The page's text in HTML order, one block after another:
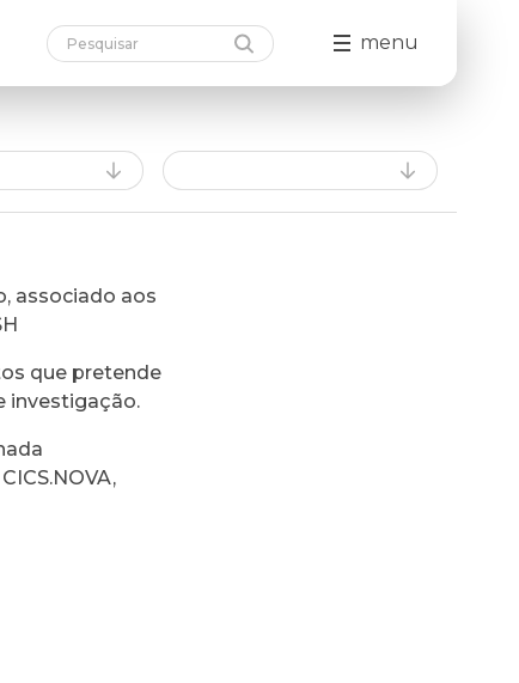
menu
associado aos
que pretende
investigação.